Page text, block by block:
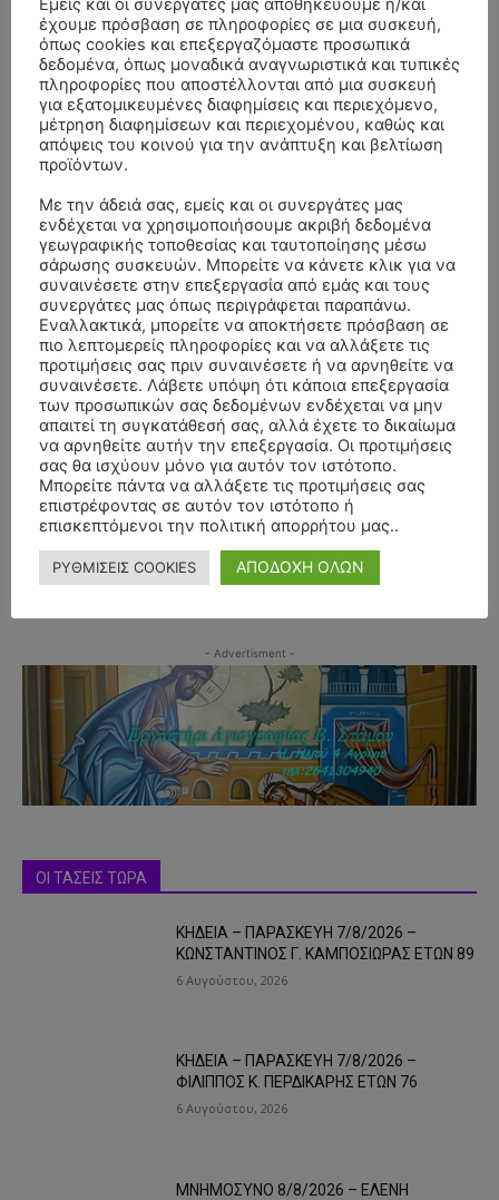
- Advertisment -
- Advertisment -
ΟΙ ΤΑΣΕΙΣ ΤΩΡΑ
ΚΗΔΕΙΑ – ΠΑΡΑΣΚΕΥΗ 7/8/2026 –
ΚΩΝΣΤΑΝΤΙΝΟΣ Γ. ΚΑΜΠΟΣΙΩΡΑΣ ΕΤΩΝ 89
6 Αυγούστου, 2026
ΚΗΔΕΙΑ – ΠΑΡΑΣΚΕΥΗ 7/8/2026 –
ΦΙΛΙΠΠΟΣ Κ. ΠΕΡΔΙΚΑΡΗΣ ΕΤΩΝ 76
6 Αυγούστου, 2026
ΜΝΗΜΟΣΥΝΟ 8/8/2026 – ΕΛΕΝΗ
Εμείς και οι συνεργάτες μας αποθηκεύουμε ή/και
έχουμε πρόσβαση σε πληροφορίες σε μια συσκευή,
όπως cookies και επεξεργαζόμαστε προσωπικά
δεδομένα, όπως μοναδικά αναγνωριστικά και τυπικές
πληροφορίες που αποστέλλονται από μια συσκευή
για εξατομικευμένες διαφημίσεις και περιεχόμενο,
μέτρηση διαφημίσεων και περιεχομένου, καθώς και
απόψεις του κοινού για την ανάπτυξη και βελτίωση
προϊόντων.
Με την άδειά σας, εμείς και οι συνεργάτες μας
ενδέχεται να χρησιμοποιήσουμε ακριβή δεδομένα
γεωγραφικής τοποθεσίας και ταυτοποίησης μέσω
σάρωσης συσκευών. Μπορείτε να κάνετε κλικ για να
συναινέσετε στην επεξεργασία από εμάς και τους
συνεργάτες μας όπως περιγράφεται παραπάνω.
Εναλλακτικά, μπορείτε να αποκτήσετε πρόσβαση σε
πιο λεπτομερείς πληροφορίες και να αλλάξετε τις
προτιμήσεις σας πριν συναινέσετε ή να αρνηθείτε να
συναινέσετε. Λάβετε υπόψη ότι κάποια επεξεργασία
των προσωπικών σας δεδομένων ενδέχεται να μην
απαιτεί τη συγκατάθεσή σας, αλλά έχετε το δικαίωμα
να αρνηθείτε αυτήν την επεξεργασία. Οι προτιμήσεις
σας θα ισχύουν μόνο για αυτόν τον ιστότοπο.
Μπορείτε πάντα να αλλάξετε τις προτιμήσεις σας
επιστρέφοντας σε αυτόν τον ιστότοπο ή
επισκεπτόμενοι την πολιτική απορρήτου μας..
ΡΥΘΜΙΣΕΙΣ COOKIES ΑΠΟΔΟΧΗ ΟΛΩΝ